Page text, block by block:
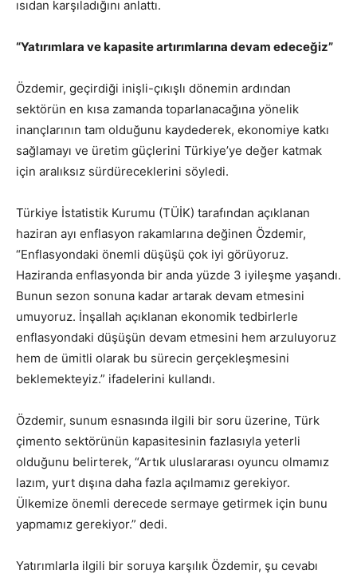
ısıdan karşıladığını anlattı.
“Yatırımlara ve kapasite artırımlarına devam edeceğiz”
Özdemir, geçirdiği inişli-çıkışlı dönemin ardından
sektörün en kısa zamanda toparlanacağına yönelik
inançlarının tam olduğunu kaydederek, ekonomiye katkı
sağlamayı ve üretim güçlerini Türkiye’ye değer katmak
için aralıksız sürdüreceklerini söyledi.
Türkiye İstatistik Kurumu (TÜİK) tarafından açıklanan
haziran ayı enflasyon rakamlarına değinen Özdemir,
“Enflasyondaki önemli düşüşü çok iyi görüyoruz.
Haziranda enflasyonda bir anda yüzde 3 iyileşme yaşandı.
Bunun sezon sonuna kadar artarak devam etmesini
umuyoruz. İnşallah açıklanan ekonomik tedbirlerle
enflasyondaki düşüşün devam etmesini hem arzuluyoruz
hem de ümitli olarak bu sürecin gerçekleşmesini
beklemekteyiz.” ifadelerini kullandı.
Özdemir, sunum esnasında ilgili bir soru üzerine, Türk
çimento sektörünün kapasitesinin fazlasıyla yeterli
olduğunu belirterek, “Artık uluslararası oyuncu olmamız
lazım, yurt dışına daha fazla açılmamız gerekiyor.
Ülkemize önemli derecede sermaye getirmek için bunu
yapmamız gerekiyor.” dedi.
Yatırımlarla ilgili bir soruya karşılık Özdemir, şu cevabı